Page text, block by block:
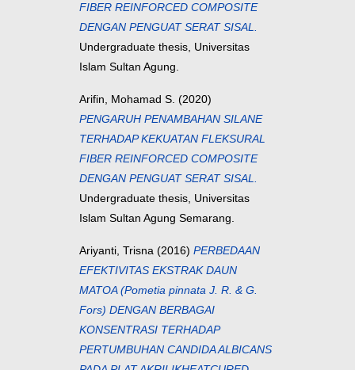
FIBER REINFORCED COMPOSITE
DENGAN PENGUAT SERAT SISAL.
Undergraduate thesis, Universitas
Islam Sultan Agung.
Arifin, Mohamad S. (2020)
PENGARUH PENAMBAHAN SILANE
TERHADAP KEKUATAN FLEKSURAL
FIBER REINFORCED COMPOSITE
DENGAN PENGUAT SERAT SISAL.
Undergraduate thesis, Universitas
Islam Sultan Agung Semarang.
Ariyanti, Trisna (2016) PERBEDAAN
EFEKTIVITAS EKSTRAK DAUN
MATOA (Pometia pinnata J. R. & G.
Fors) DENGAN BERBAGAI
KONSENTRASI TERHADAP
PERTUMBUHAN CANDIDA ALBICANS